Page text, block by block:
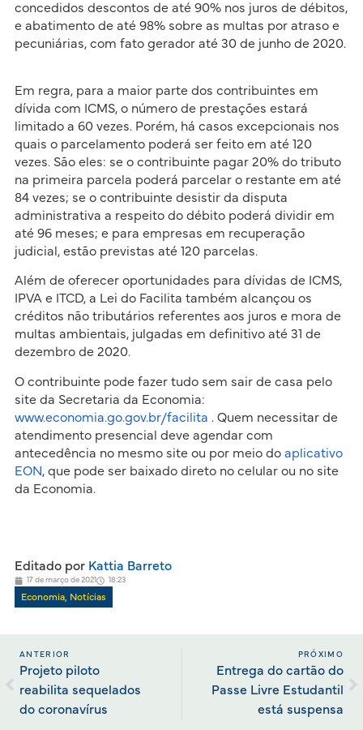
concedidos descontos de até 90% nos juros de débitos,
e abatimento de até 98% sobre as multas por atraso e
pecuniárias, com fato gerador até 30 de junho de 2020.
Em regra, para a maior parte dos contribuintes em
dívida com ICMS, o número de prestações estará
limitado a 60 vezes. Porém, há casos excepcionais nos
quais o parcelamento poderá ser feito em até 120
vezes. São eles: se o contribuinte pagar 20% do tributo
na primeira parcela poderá parcelar o restante em até
84 vezes; se o contribuinte desistir da disputa
administrativa a respeito do débito poderá dividir em
até 96 meses; e para empresas em recuperação
judicial, estão previstas até 120 parcelas.
Além de oferecer oportunidades para dívidas de ICMS,
IPVA e ITCD, a Lei do Facilita também alcançou os
créditos não tributários referentes aos juros e mora de
multas ambientais, julgadas em definitivo até 31 de
dezembro de 2020.
O contribuinte pode fazer tudo sem sair de casa pelo
site da Secretaria da Economia:
www.economia.go.gov.br/facilita . Quem necessitar de
atendimento presencial deve agendar com
antecedência no mesmo site ou por meio do aplicativo
EON, que pode ser baixado direto no celular ou no site
da Economia.
Editado porKattia Barreto
17 de março de 2021 18:23
Economia, Notícias
ANTERIOR
Projeto piloto
reabilita sequelados
do coronavírus
PRÓXIMO
Entrega do cartão do
Passe Livre Estudantil
está suspensa